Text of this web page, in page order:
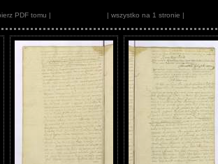
PDF tomu | | wszystko na 1 stronie |